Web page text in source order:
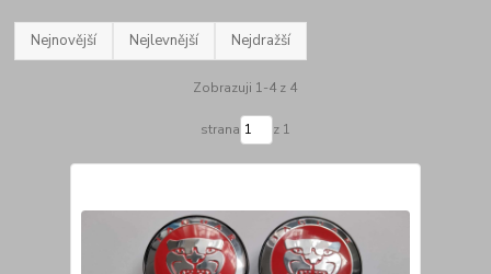
Nejnovější Nejlevnější Nejdražší
Zobrazuji 1-4 z 4
strana z 1